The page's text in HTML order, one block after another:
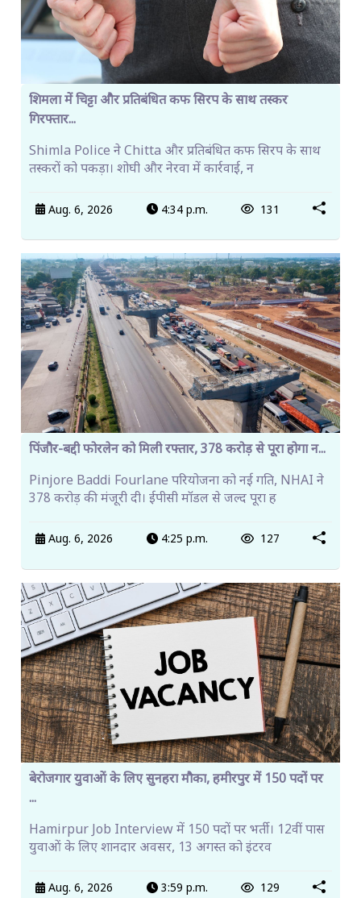
शिमला में चिट्टा और प्रतिबंधित कफ सिरप के साथ तस्कर
गिरफ्तार...
Shimla Police ने Chitta और प्रतिबंधित कफ सिरप के साथ
तस्करों को पकड़ा। शोघी और नेरवा में कार्रवाई, न
Aug. 6, 2026 4:34 p.m. 131
पिंजौर-बद्दी फोरलेन को मिली रफ्तार, 378 करोड़ से पूरा होगा न...
Pinjore Baddi Fourlane परियोजना को नई गति, NHAI ने
378 करोड़ की मंजूरी दी। ईपीसी मॉडल से जल्द पूरा ह
Aug. 6, 2026 4:25 p.m. 127
बेरोजगार युवाओं के लिए सुनहरा मौका, हमीरपुर में 150 पदों पर
...
Hamirpur Job Interview में 150 पदों पर भर्ती। 12वीं पास
युवाओं के लिए शानदार अवसर, 13 अगस्त को इंटरव
Aug. 6, 2026 3:59 p.m. 129